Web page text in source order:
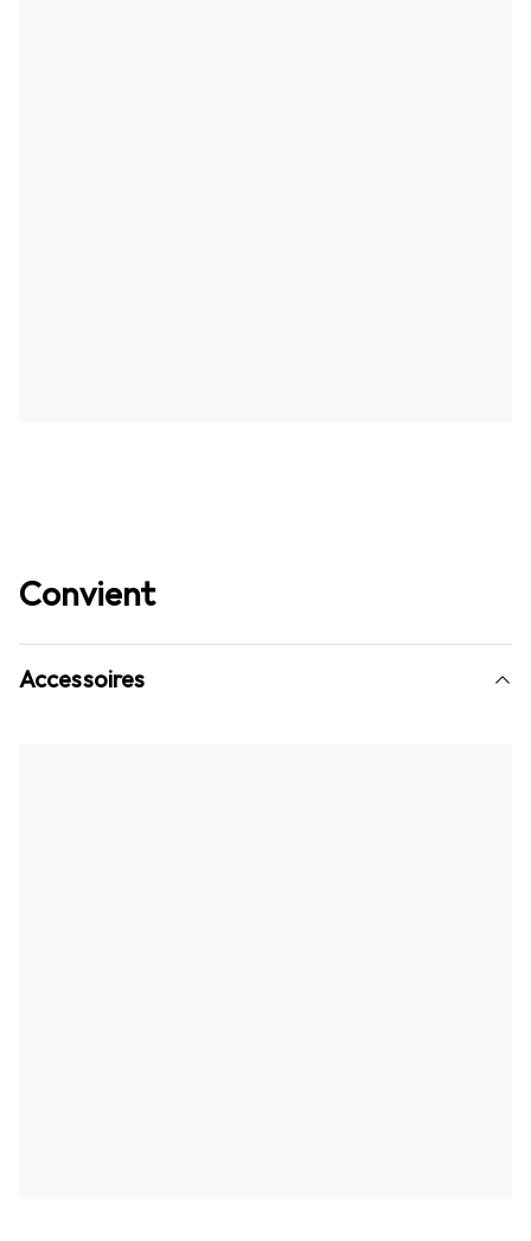
Convient
Accessoires